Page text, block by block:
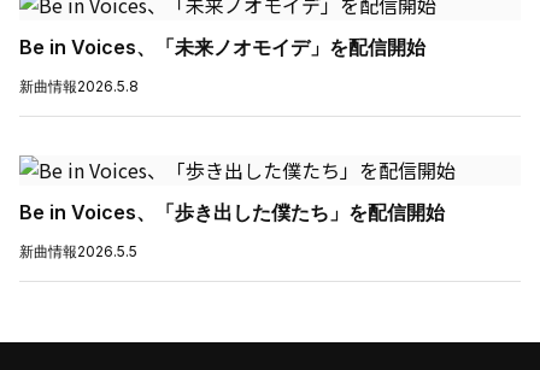
Be in Voices、「未来ノオモイデ」を配信開始
新曲情報2026.5.8
Be in Voices、「歩き出した僕たち」を配信開始
新曲情報2026.5.5